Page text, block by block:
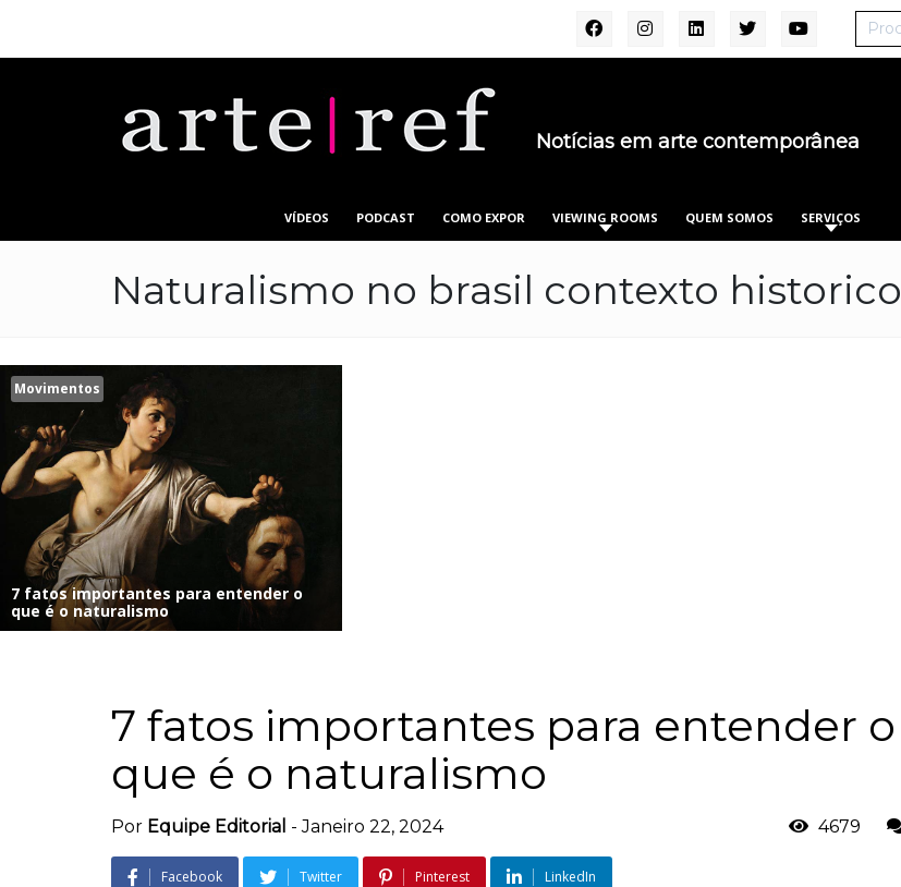
Notícias em arte contemporânea
VÍDEOS PODCAST COMO EXPOR VIEWING ROOMS QUEM SOMOS SERVIÇOS
Naturalismo no brasil contexto historico
Movimentos
7 fatos importantes para entender o
que é o naturalismo
7 fatos importantes para entender o
que é o naturalismo
Por Equipe Editorial -Janeiro 22, 2024 4679
Facebook Twitter Pinterest LinkedIn